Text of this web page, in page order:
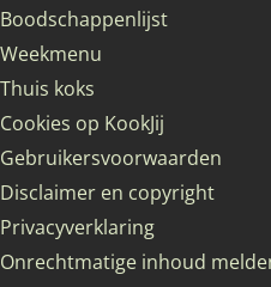
Boodschappenlijst
Weekmenu
Thuis koks
Cookies op KookJij
Gebruikersvoorwaarden
Disclaimer en copyright
Privacyverklaring
Onrechtmatige inhoud